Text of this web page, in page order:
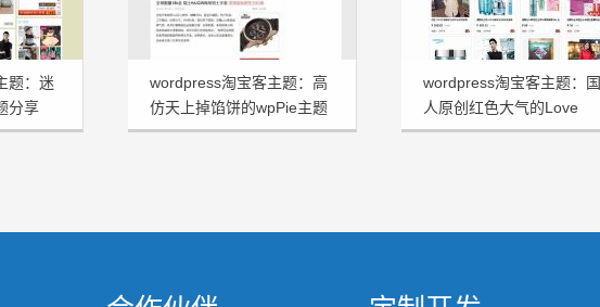
题：迷
分享
wordpress淘宝客主题：高
仿天上掉馅饼的wpPie主题
分享
wordpress淘宝客主题：国
人原创红色大气的Love
Shopping分享